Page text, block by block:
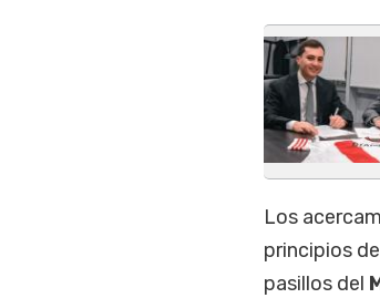
Los
principios
pasillos del